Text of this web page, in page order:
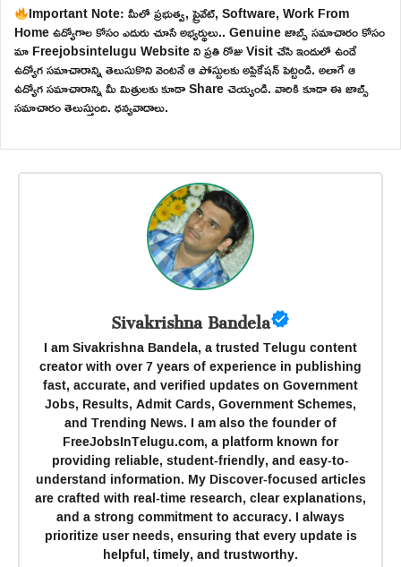
Important Note: మీలో ప్రభుత్వ, ప్రైవేట్, Software, Work From
Home ఉద్యోగాల కోసం ఎదురు చూసే అభ్యర్థులు.. Genuine జాబ్స్ సమాచారం కోసం
మా Freejobsintelugu Website ని ప్రతి రోజు Visit చేసి ఇందులో ఉండే
ఉద్యోగ సమాచారాన్ని తెలుసుకొని వెంటనే ఆ పోస్టులకు అప్లికేషన్ పెట్టండి. అలాగే ఆ
ఉద్యోగ సమాచారాన్ని మీ మిత్రులకు కూడా Share చెయ్యండి. వారికి కూడా ఈ జాబ్స్
సమాచారం తెలుస్తుంది. ధన్యవాదాలు.
Sivakrishna Bandela
I am Sivakrishna Bandela, a trusted Telugu content
creator with over 7 years of experience in publishing
fast, accurate, and verified updates on Government
Jobs, Results, Admit Cards, Government Schemes,
and Trending News. I am also the founder of
FreeJobsInTelugu.com, a platform known for
providing reliable, student-friendly, and easy-to-
understand information. My Discover-focused articles
are crafted with real-time research, clear explanations,
and a strong commitment to accuracy. I always
prioritize user needs, ensuring that every update is
helpful, timely, and trustworthy.